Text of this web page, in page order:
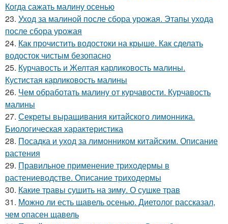
Когда сажать малину осенью
23. Уход за малиной после сбора урожая. Этапы ухода
после сбора урожая
24. Как прочистить водостоки на крыше. Как сделать
водосток чистым безопасно
25. Курчавость и Желтая карликовость малины.
Кустистая карликовость малины
26. Чем обработать малину от курчавости. Курчавость
малины
27. Секреты выращивания китайского лимонника.
Биологическая характеристика
28. Посадка и уход за лимонником китайским. Описание
растения
29. Правильное применение триходермы в
растениеводстве. Описание триходермы
30. Какие травы сушить на зиму. О сушке трав
31. Можно ли есть щавель осенью. Диетолог рассказал,
чем опасен щавель